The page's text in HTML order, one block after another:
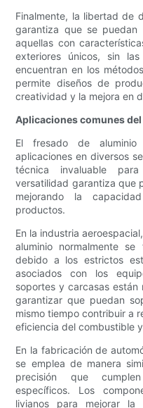
Finalmente, la libertad de
garantiza que se puedan
aquellas con
exteriores únicos, sin
encuentran en los
permite diseños de
creatividad y la mejora en
Aplicaciones comunes
El fresado de
aplicaciones en diversos
técnica invaluable
versatilidad garantiza que
mejorando la
productos.
En la industria
aluminio normalmente
debido a los estrictos
asociados con los
soportes y carcasas están
garantizar que puedan
mismo tiempo contribuir a
eficiencia del combustible
En la fabricación de
se emplea de manera
precisión que
específicos. Los
livianos para mejorar